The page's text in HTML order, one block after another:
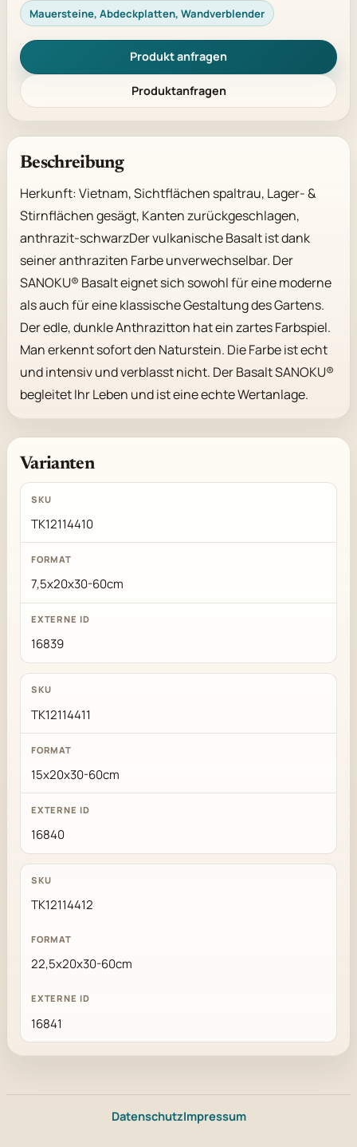
Mauersteine, Abdeckplatten, Wandverblender
Produkt anfragen
Produktanfragen
Beschreibung
Herkunft: Vietnam, Sichtflächen spaltrau, Lager- &
Stirnflächen gesägt, Kanten zurückgeschlagen,
anthrazit-schwarzDer vulkanische Basalt ist dank
seiner anthraziten Farbe unverwechselbar. Der
SANOKU® Basalt eignet sich sowohl für eine moderne
als auch für eine klassische Gestaltung des Gartens.
Der edle, dunkle Anthrazitton hat ein zartes Farbspiel.
Man erkennt sofort den Naturstein. Die Farbe ist echt
und intensiv und verblasst nicht. Der Basalt SANOKU®
begleitet Ihr Leben und ist eine echte Wertanlage.
Varianten
TK12114410
7,5x20x30-60cm
16839
TK12114411
15x20x30-60cm
16840
TK12114412
22,5x20x30-60cm
16841
DatenschutzImpressum